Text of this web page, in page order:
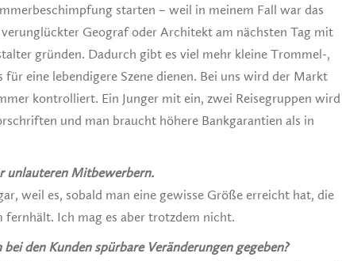
starten – weil in meinem Fall war das
Geograf oder Architekt am nächsten Tag mit
gründen. Dadurch gibt es viel mehr kleine Trommel-,
eine lebendigere Szene dienen. Bei uns wird der Markt
kontrolliert. Ein Junger mit ein, zwei Reisegruppen wird
und man braucht höhere Bankgarantien als in
unlauteren Mitbewerbern.
weil es, sobald man eine gewisse Größe erreicht hat, die
fernhält. Ich mag es aber trotzdem nicht.
den Kunden spürbare Veränderungen gegeben?